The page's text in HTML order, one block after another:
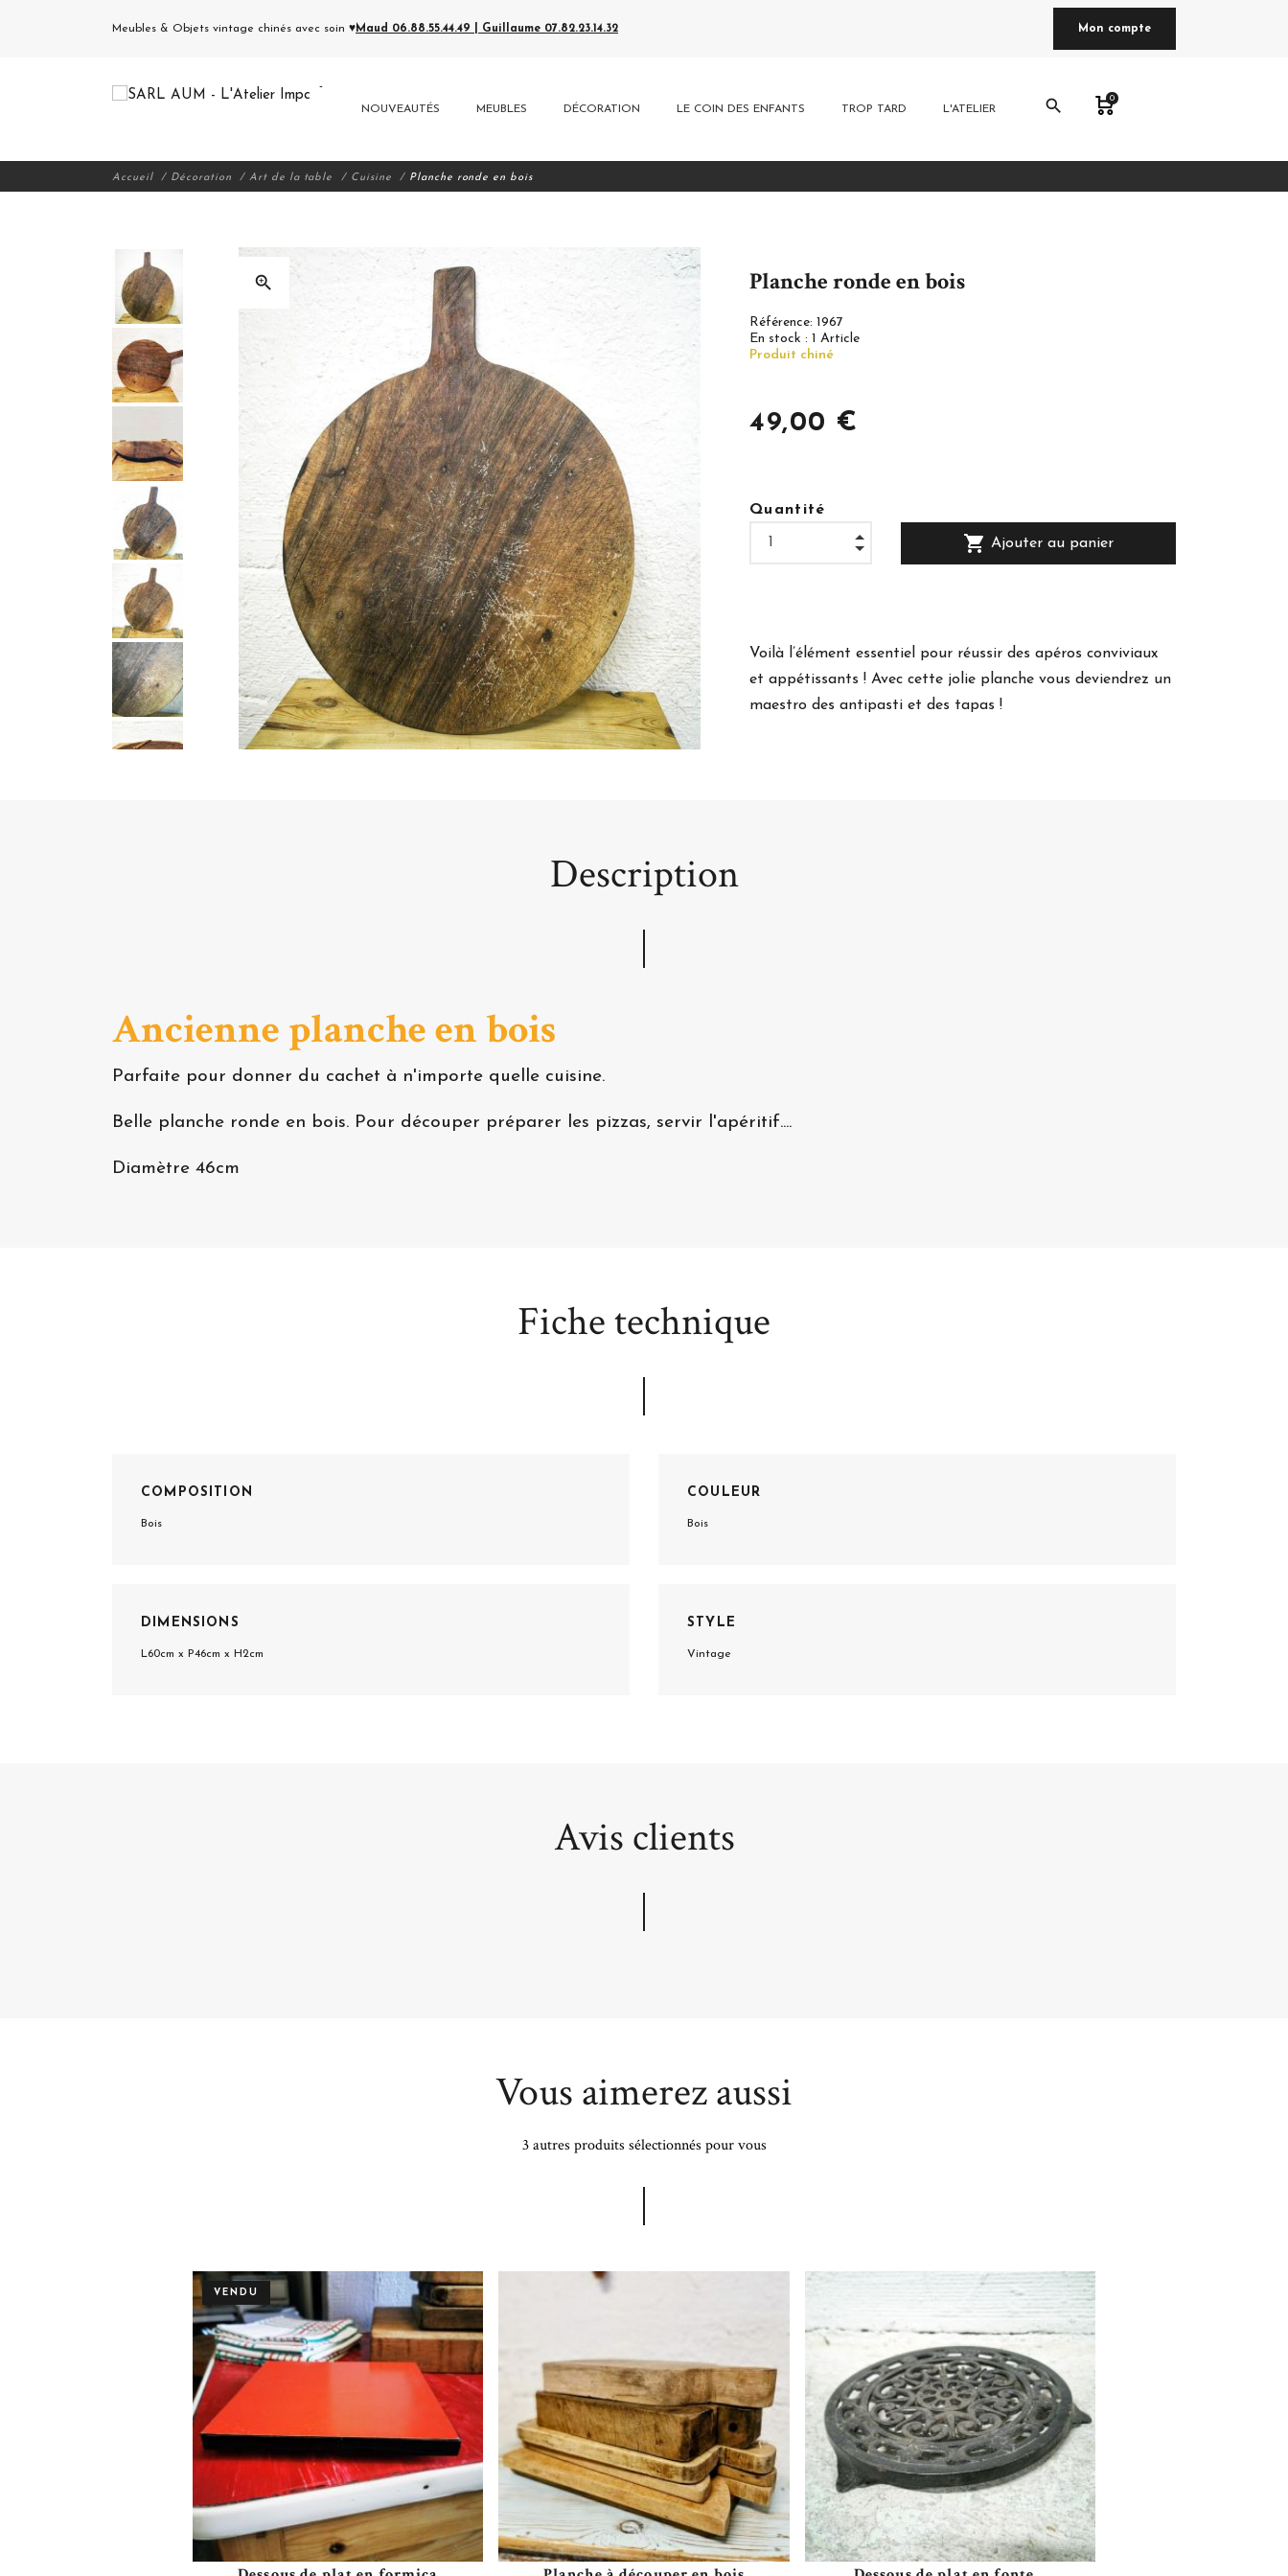
Meubles & Objets vintage chinés avec soin ♥Maud 06.88.55.44.49 | Guillaume 07.82.23.14.32 Mon compte
NOUVEAUTÉS MEUBLES DÉCORATION LE COIN DES ENFANTS TROP TARD L'ATELIER search 0
Accueil Décoration Art de la table Cuisine Planche ronde en bois
zoom_in Planche ronde en bois
Référence: 1967
En stock : 1 Article
Produit chiné
49,00 €
Quantité
shopping_cart Ajouter au panier
Voilà l’élément essentiel pour réussir des apéros conviviaux
et appétissants ! Avec cette jolie planche vous deviendrez un
maestro des antipasti et des tapas !
Description
Ancienne planche en bois
Parfaite pour donner du cachet à n'importe quelle cuisine.
Belle planche ronde en bois. Pour découper préparer les pizzas, servir l'apéritif....
Diamètre 46cm
Fiche technique
COMPOSITION
Bois
COULEUR
Bois
DIMENSIONS
L60cm x P46cm x H2cm
STYLE
Vintage
Avis clients
Vous aimerez aussi
3 autres produits sélectionnés pour vous
VENDU